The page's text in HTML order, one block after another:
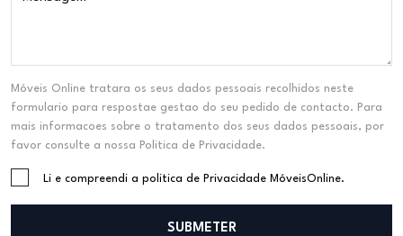
Móveis Online tratara os seus dados pessoais recolhidos neste
formulario para respostae gestao do seu pedido de contacto. Para
mais informacoes sobre o tratamento dos seus dados pessoais, por
favor consulte a nossa Politica de Privacidade.
Li e compreendi a politica de Privacidade MóveisOnline.
SUBMETER